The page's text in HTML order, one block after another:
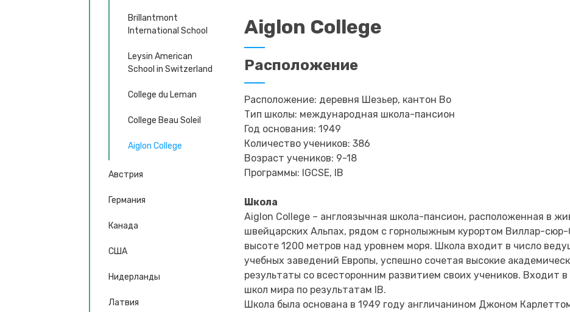
Brillantmont
International School
Leysin American
School in Switzerland
College du Leman
College Beau Soleil
Aiglon College
Австрия
Германия
Канада
США
Нидерланды
Латвия
Aiglon College
Расположение
Расположение: деревня Шезьер, кантон Во
Тип школы: международная школа-пансион
Год основания: 1949
Количество учеников: 386
Возраст учеников: 9-18
Программы: IGCSE, IB
Школа
Aiglon College – англоязычная школа-пансион, расположенная в
швейцарских Альпах, рядом с горнолыжным курортом Виллар-сюр-
высоте 1200 метров над уровнем моря. Школа входит в число
учебных заведений Европы, успешно сочетая высокие
результаты со всесторонним развитием своих учеников. Входит
школ мира по результатам IB.
Школа была основана в 1949 году англичанином Джоном